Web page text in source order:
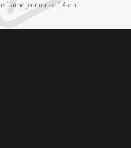
jednou za 14 dní.